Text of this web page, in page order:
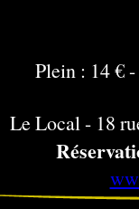
Plein : 14 €
Le Local - 18